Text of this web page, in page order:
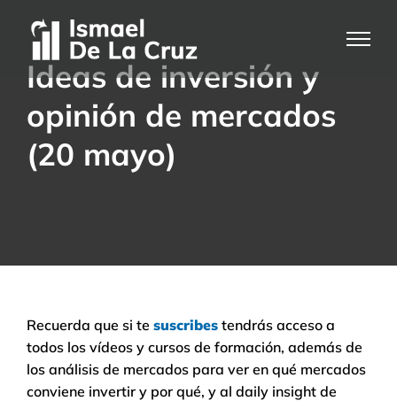
Ideas de inversión y
opinión de mercados
(20 mayo)
Recuerda que si te suscribes tendrás acceso a
todos los vídeos y cursos de formación, además de
los análisis de mercados para ver en qué mercados
conviene invertir y por qué, y al daily insight de